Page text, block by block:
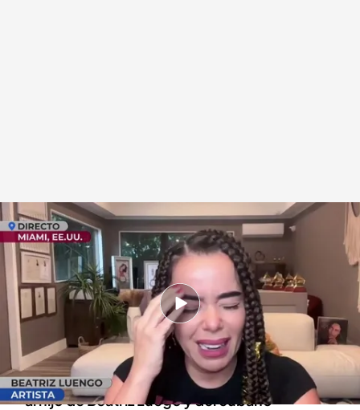
Beatriz Luengo, cantante.cuatro.com
En boca de todos
18 NOV 2024 - 14:07h.
Beatriz Luego se defiende de las críticas a su
marido por parte de Willy Toledo
El actor atacó a su marido, el cantante Yotuel, y
al hijo de Beatriz Luego y del cubano